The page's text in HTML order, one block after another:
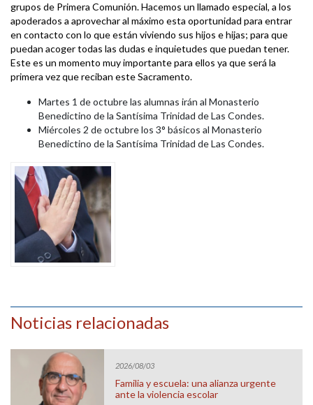
grupos de Primera Comunión. Hacemos un llamado especial, a los
apoderados a aprovechar al máximo esta oportunidad para entrar
en contacto con lo que están viviendo sus hijos e hijas; para que
puedan acoger todas las dudas e inquietudes que puedan tener.
Este es un momento muy importante para ellos ya que será la
primera vez que reciban este Sacramento.
Martes 1 de octubre las alumnas irán al Monasterio
Benedictino de la Santísima Trinidad de Las Condes.
Miércoles 2 de octubre los 3° básicos al Monasterio
Benedictino de la Santísima Trinidad de Las Condes.
Noticias relacionadas
2026/08/03
Familia y escuela: una alianza urgente
ante la violencia escolar